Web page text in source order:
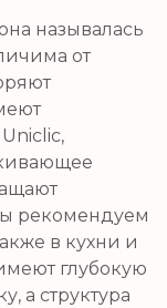
называлась
от
рекомендуем
в кухни и
глубокую
а структура